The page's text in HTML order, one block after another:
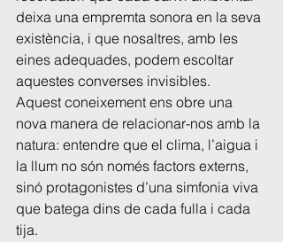
deixa una empremta sonora en la seva
existència, i que nosaltres, amb les
eines adequades, podem escoltar
aquestes converses invisibles.
Aquest coneixement ens obre una
nova manera de relacionar-nos amb la
natura: entendre que el clima, l’aigua i
la llum no són només factors externs,
sinó protagonistes d’una simfonia viva
que batega dins de cada fulla i cada
tija.